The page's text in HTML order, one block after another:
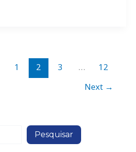
1 2 3 …
12
Next →
Pesquisar